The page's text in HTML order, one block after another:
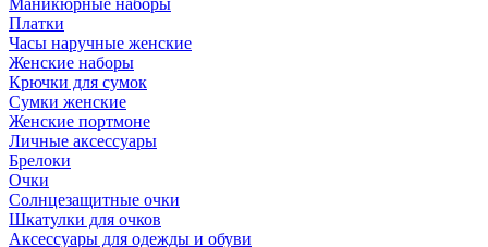
Маникюрные наборы
Платки
Часы наручные женские
Женские наборы
Крючки для сумок
Сумки женские
Женские портмоне
Личные аксессуары
Брелоки
Очки
Солнцезащитные очки
Шкатулки для очков
Аксессуары для одежды и обуви